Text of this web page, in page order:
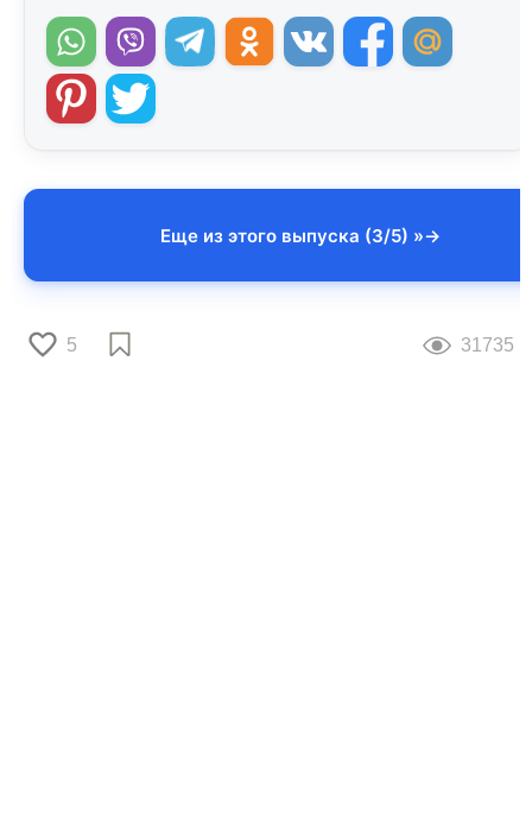
Еще из этого выпуска (3/5) »
5 31735